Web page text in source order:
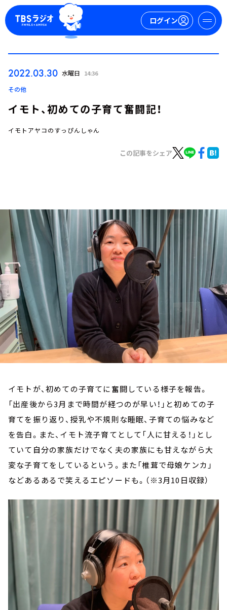
ログイン
トピックス
TBS Podcast
お知らせ
イベント・グッズ
YouTube
会社情報
2022.03.30 水曜日 14:36
その他
イモト、初めての子育て奮闘記！
イモトアヤコのすっぴんしゃん
この記事をシェア
イモトが、初めての子育てに奮闘している様子を報告。
「出産後から3月まで時間が経つのが早い！」と初めての子
育てを振り返り、授乳や不規則な睡眠、子育ての悩みなど
を告白。また、イモト流子育てとして「人に甘える！」とし
ていて自分の家族だけでなく夫の家族にも甘えながら大
変な子育てをしているという。また「椎茸で母娘ケンカ」
などあるあるで笑えるエピソードも。（※3月10日収録）